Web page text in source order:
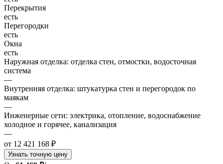
Перекрытия
есть
Перегородки
есть
Окна
есть
Наружная отделка: отделка стен, отмостки, водосточная
система
—
Внутренняя отделка: штукатурка стен и перегородок по
маякам
—
Инженерные сети: электрика, отопление, водоснабжение
холодное и горячее, канализация
—
от 12 421 168 ₽
Узнать точную цену